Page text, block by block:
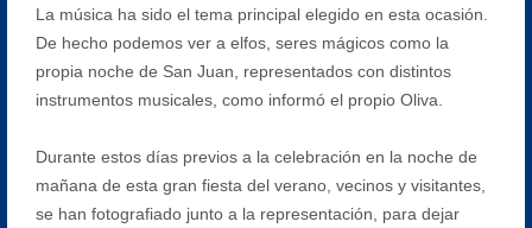
La música ha sido el tema principal elegido en esta ocasión.
De hecho podemos ver a elfos, seres mágicos como la
propia noche de San Juan, representados con distintos
instrumentos musicales, como informó el propio Oliva.
Durante estos días previos a la celebración en la noche de
mañana de esta gran fiesta del verano, vecinos y visitantes,
se han fotografiado junto a la representación, para dejar